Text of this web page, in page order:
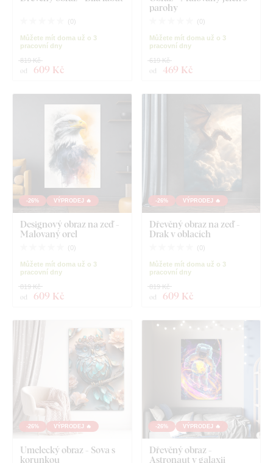
( 0 )
Můžete mít doma už o 3
pracovní dny
od 609 Kč
819 Kč
parohy
( 0 )
Můžete mít doma už o 3
pracovní dny
od 469 Kč
619 Kč
-26% VÝPRODEJ 🔥
Designový obraz na zeď -
Malovaný orel
( 0)
Můžete mít doma už o 3
pracovní dny
od 609 Kč
819 Kč
-26% VÝPRODEJ 🔥
Dřevěný obraz na zeď -
Drak v oblacích
( 0)
Můžete mít doma už o 3
pracovní dny
od 609 Kč
819 Kč
-26% VÝPRODEJ 🔥
Umelecký obraz - Sova s
korunkou
-26% VÝPRODEJ 🔥
Dřevěný obraz -
Astronaut v galaxii